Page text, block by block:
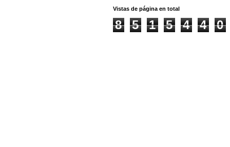
Vistas de página en total
8 5 1 5 4 4 0